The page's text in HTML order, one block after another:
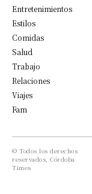
Entretenimientos
Estilos
Comidas
Salud
Trabajo
Relaciones
Viajes
Fam
© Todos los derechos
reservados, Córdoba
Times